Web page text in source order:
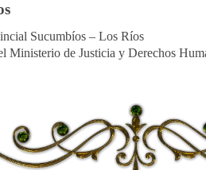
Sucumbíos – Los Ríos
Ministerio de Justicia y Derechos